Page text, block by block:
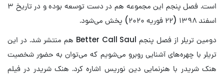
است. فصل پنجم این مجموعه هم در دست توسعه بوده و در تاریخ ۳
اسفند ۱۳۹۸ (۲۲ فوریه ۲۰۲۰) پخش می‌شود.
دومین تریلر از فصل پنجم Better Call Saul هم منتشر شد. در این
تریلر با چهره‌های آشنایی روبرو می‌شویم که می‌توان به حضور شخصیت
هنک شریدر با هنرنمایی دین نوریس اشاره کرد. هنک شریدر در فیلم